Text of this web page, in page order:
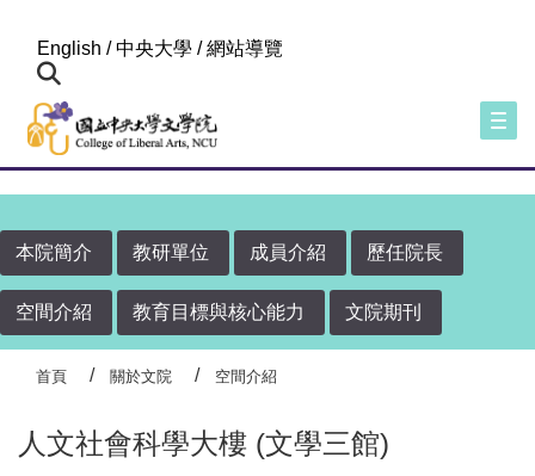
English /中央大學 /網站導覽
本院簡介 教研單位 成員介紹 歷任院長
空間介紹 教育目標與核心能力 文院期刊
首頁 關於文院 空間介紹
人文社會科學大樓 (文學三館)